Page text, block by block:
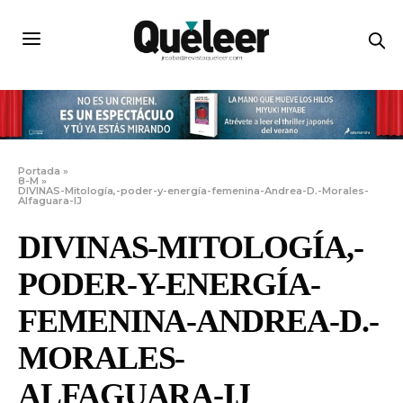
Portada »
8-M »
DIVINAS-Mitología,-poder-y-energía-femenina-Andrea-D.-Morales-
Alfaguara-IJ
DIVINAS-MITOLOGÍA,-
PODER-Y-ENERGÍA-
FEMENINA-ANDREA-D.-
MORALES-
ALFAGUARA-IJ